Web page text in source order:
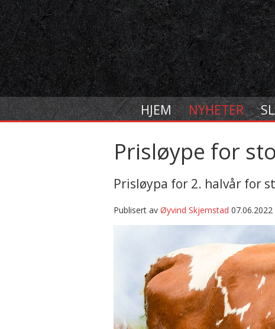
HJEM NYHETER
Prisløype for
Prisløypa for 2. halvår for
Publisert av Øyvind Skjemstad 07.06.2022